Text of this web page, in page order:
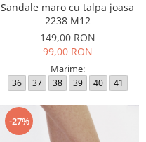
Sandale maro cu talpa joasa
2238 M12
149,00 RON
99,00 RON
Marime:
36 37 38 39 40 41
-27%